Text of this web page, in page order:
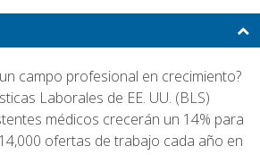
campo profesional en crecimiento?
Laborales de EE. UU. (BLS)
médicos crecerán un 14% para
ofertas de trabajo cada año en